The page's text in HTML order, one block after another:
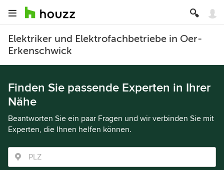
Elektriker und Elektrofachbetriebe in Oer-
Erkenschwick
Finden Sie passende Experten in Ihrer
Nähe
Beantworten Sie ein paar Fragen und wir verbinden Sie mit
Experten, die Ihnen helfen können.